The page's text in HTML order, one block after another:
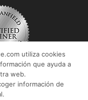
utiliza cookies
que ayuda a
web.
información de